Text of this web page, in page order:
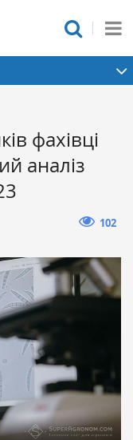
фахівці
аналіз
102